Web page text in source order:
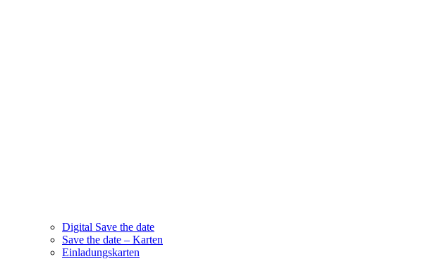
Digital Save the date
Save the date – Karten
Einladungskarten